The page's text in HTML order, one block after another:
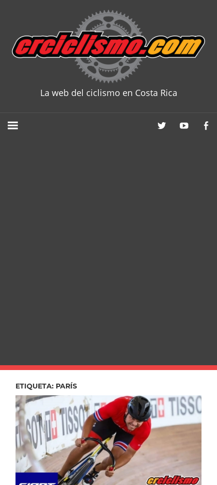
content
La web del ciclismo en Costa Rica
ETIQUETA: PARÍS